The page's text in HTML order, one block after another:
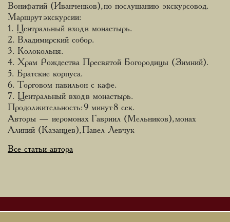
Вонифатий (Иванченков), по послушанию экскурсовод.
Маршрут экскурсии:
1. Центральный вход в монастырь.
2. Владимирский собор.
3. Колокольня.
4. Храм Рождества Пресвятой Богородицы (Зимний).
5. Братские корпуса.
6. Торговом павильон с кафе.
7. Центральный вход в монастырь.
Продолжительность: 9 минут 8 сек.
Авторы — иеромонах Гавриил (Мельников), монах
Алипий (Казанцев), Павел Левчук
Все статьи автора